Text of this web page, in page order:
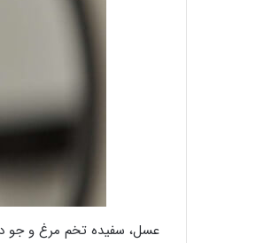
عسل، سفیده تخم مرغ و جو